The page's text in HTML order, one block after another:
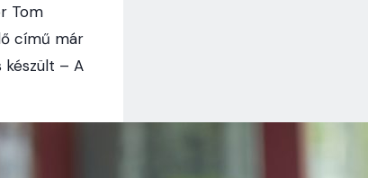
Tom
című már
– A